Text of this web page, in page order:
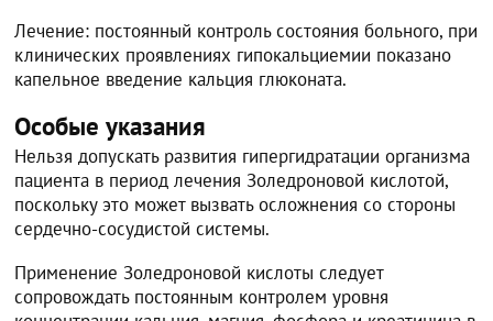
Лечение: постоянный контроль состояния больного, при
клинических проявлениях гипокальциемии показано
капельное введение кальция глюконата.
Особые указания
Нельзя допускать развития гипергидратации организма
пациента в период лечения Золедроновой кислотой,
поскольку это может вызвать осложнения со стороны
сердечно-сосудистой системы.
Применение Золедроновой кислоты следует
сопровождать постоянным контролем уровня